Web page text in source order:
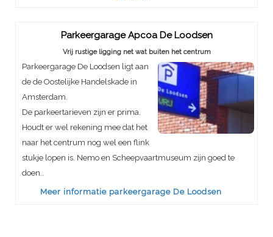
Parkeergarage Apcoa De Loodsen
Vrij rustige ligging net wat buiten het centrum
Parkeergarage De Loodsen ligt aan
de de Oostelijke Handelskade in
Amsterdam.
De parkeertarieven zijn er prima.
Houdt er wel rekening mee dat het
naar het centrum nog wel een flink
stukje lopen is. Nemo en Scheepvaartmuseum zijn goed te
doen..
Meer informatie parkeergarage De Loodsen